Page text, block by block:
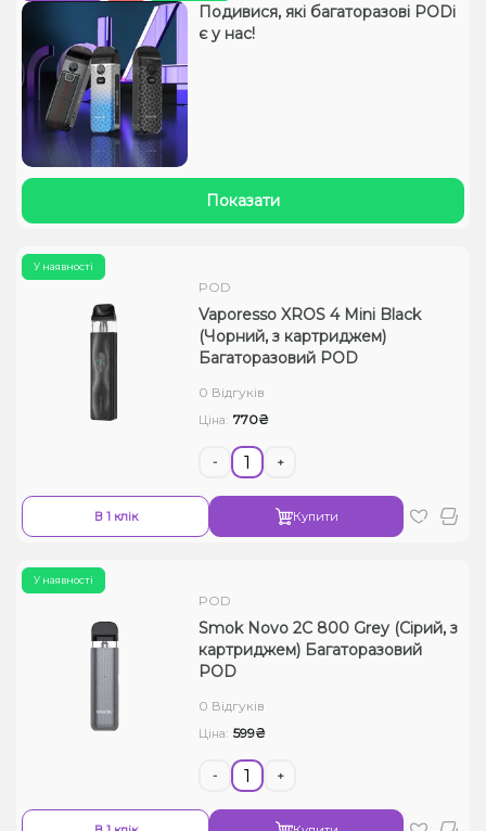
Подивися, які багаторазові PODі
є у нас!
Показати
У наявності
POD
Vaporesso XROS 4 Mini Black
(Чорний, з картриджем)
Багаторазовий POD
0 Відгуків
Ціна: 770₴
- +
В 1 клік Купити
У наявності
POD
Smok Novo 2C 800 Grey (Сірий, з
картриджем) Багаторазовий
POD
0 Відгуків
Ціна: 599₴
- +